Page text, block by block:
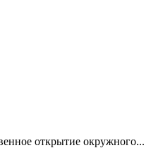
открытие окружного...